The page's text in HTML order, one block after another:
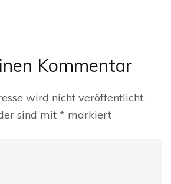
Kommentar
wird nicht veröffentlicht.
sind mit * markiert